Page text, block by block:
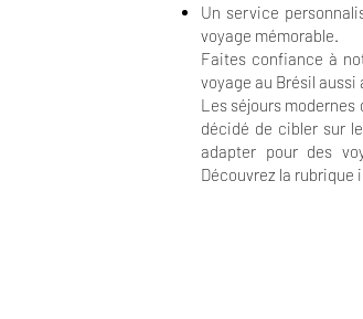
Un service
voyage mémorable.
Faites confiance à
voyage au Brésil
Les séjours
décidé de cibler sur
adapter pour des
Découvrez la rubrique